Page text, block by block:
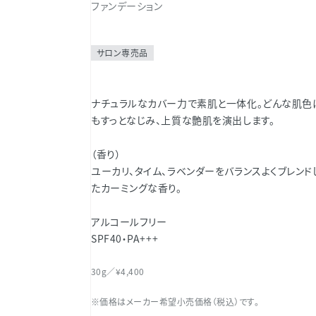
ファンデーション
サロン専売品
ナチュラルなカバー力で素肌と一体化。どんな肌色
もすっとなじみ、上質な艶肌を演出します。
（香り）
ユーカリ、タイム、ラベンダーをバランスよくブレンド
たカーミングな香り。
アルコールフリー
SPF40・PA+++
30g／¥4,400
※価格はメーカー希望小売価格（税込）です。